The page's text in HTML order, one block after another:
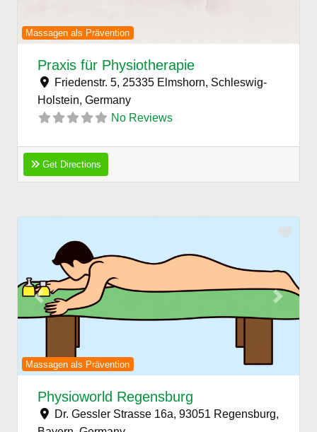
Massagen als Prävention
Praxis für Physiotherapie
Friedenstr. 5, 25335 Elmshorn, Schleswig-
Holstein, Germany
No Reviews
Get Directions
Massagen als Prävention
Previous Next
Physioworld Regensburg
Dr. Gessler Strasse 16a, 93051 Regensburg,